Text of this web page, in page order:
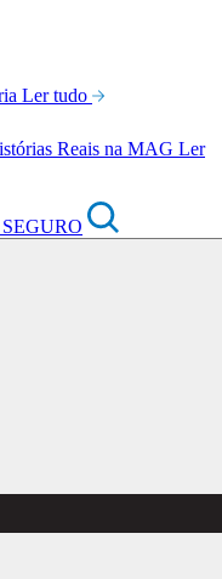
Ler tudo
Reais na MAG Ler